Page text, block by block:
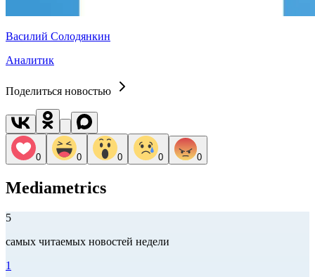
Василий Солодянкин
Аналитик
Поделиться новостью
0 0 0 0 0
Mediametrics
5
самых читаемых новостей недели
1